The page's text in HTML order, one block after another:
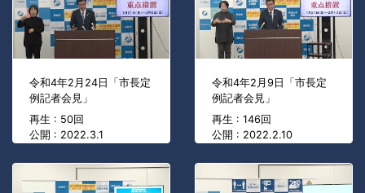
令和4年2月24日「市長定
例記者会見」
再生 : 50回
公開 : 2022.3.1
令和4年2月9日「市長定
例記者会見」
再生 : 146回
公開 : 2022.2.10